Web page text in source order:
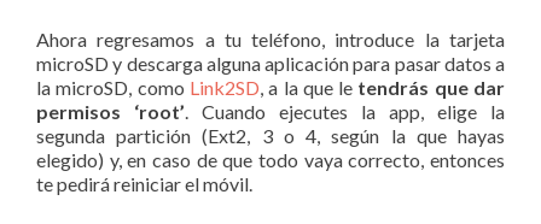
Ahora regresamos a tu teléfono, introduce la tarjeta
microSD y descarga alguna aplicación para pasar datos a
la microSD, como Link2SD, a la que le tendrás que dar
permisos ‘root’. Cuando ejecutes la app, elige la
segunda partición (Ext2, 3 o 4, según la que hayas
elegido) y, en caso de que todo vaya correcto, entonces
te pedirá reiniciar el móvil.